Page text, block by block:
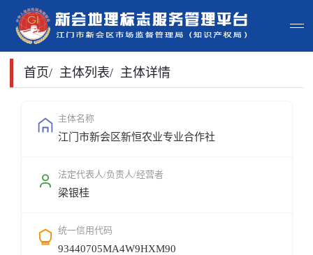
首页
政策法规
申请指南
地标地图
首页/ 主体列表/ 主体详情
主体名称
江门市新会区新恒农业专业合作社
法定代表人/负责人/经营者
梁银桂
统一信用代码
93440705MA4W9HXM90